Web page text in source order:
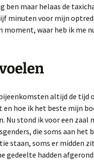
ben maar helaas de
minuten voor mijn
moment, waar heb ik me
altijd de tijd
en hoe ik het beste mijn
Nu stond ik voor een zaal
die soms aan het
staan, soms er midden
gedeelte hadden